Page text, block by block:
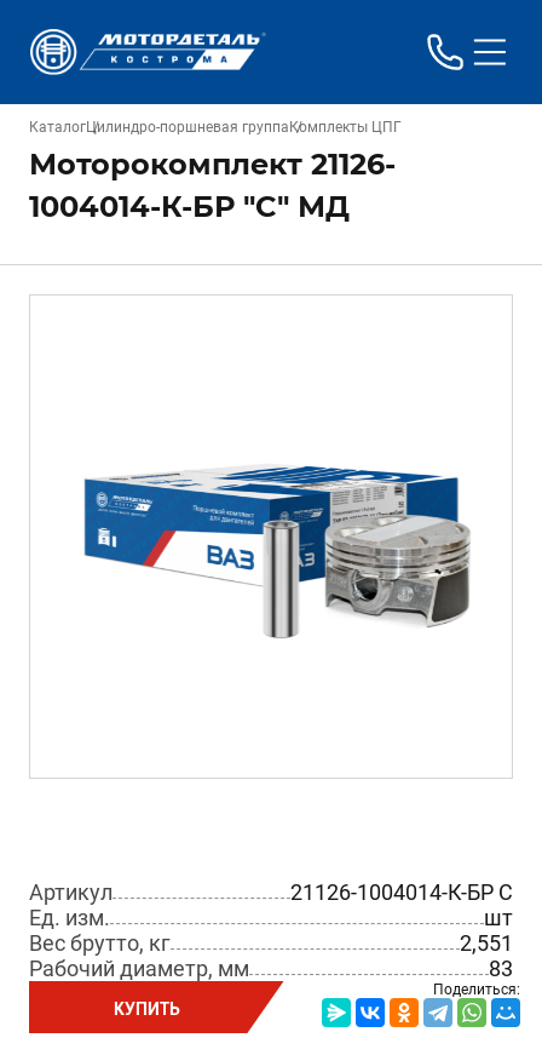
КаталогЦилиндро-поршневая группа Комплекты ЦПГ
Моторокомплект 21126-
1004014-К-БР "C" МД
Артикул
21126-1004014-К-БР C
Ед. изм.
шт
Вес брутто, кг
2,551
Рабочий диаметр, мм
83
КУПИТЬ
Поделиться: